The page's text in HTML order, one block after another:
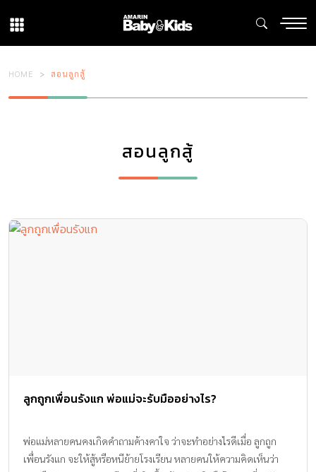
HOME สอนลูกสู้
สอนลูกสู้
ลูกถูกเพื่อนรังแก พ่อแม่จะรับมืออย่างไร?
พ่อแม่หลายคนคงเกิดคำถามค้างคาใจ ว่าจะทำอย่างไรดีเมื่อ ลูกถูก
เพื่อนรังแก จะให้สู้หรือหนีย้ายโรงเรียน หลายคนให้ความคิดเห็นว่า